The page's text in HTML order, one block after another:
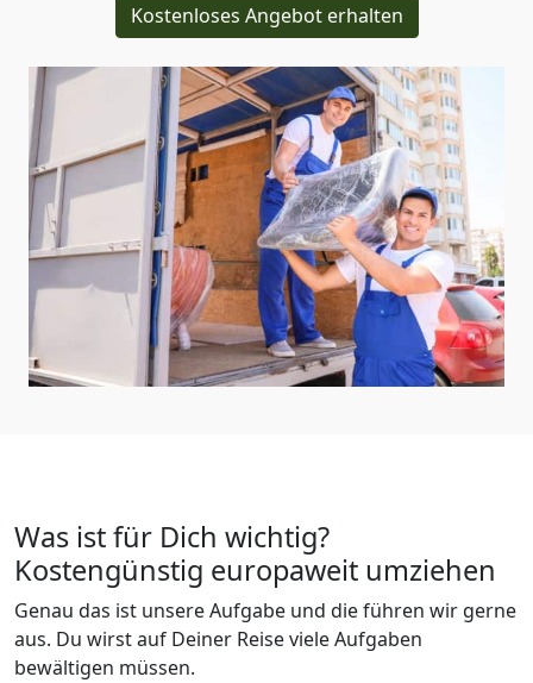
Kostenloses Angebot erhalten
Was ist für Dich wichtig?
Kostengünstig europaweit umziehen
Genau das ist unsere Aufgabe und die führen wir gerne
aus. Du wirst auf Deiner Reise viele Aufgaben
bewältigen müssen.